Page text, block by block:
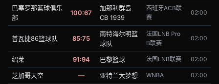
巴塞罗那篮球俱乐
部
100:67
加那利群岛
CB 1939
西班牙ACB联
赛
02:00
普瓦捷86篮球队 85:75
南特海尔明篮
球队
法国LNB Pro
B联赛
02:00
绍莱 91:94 巴黎篮球 法国LNB联赛 02:00
芝加哥天空 — 亚特兰大梦想 WNBA 07:00